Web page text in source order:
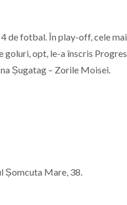
de fotbal. În play-off, cele mai
goluri, opt, le-a înscris
Șugatag – Zorile Moisei.
Șomcuta Mare, 38.